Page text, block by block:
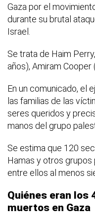
Gaza por el
durante su brutal
Israel.
Se trata de Haim
años), Amiram
En un comunicado, el
las familias de las
seres queridos y
manos del grupo
Se estima que 120
Hamas y otros grupos
entre ellos al menos
Quiénes eran los
muertos en Gaza